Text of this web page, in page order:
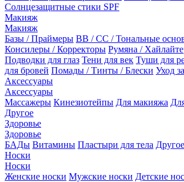
Солнцезащитные стики SPF
Макияж
Макияж
Базы / Праймеры BB / CC / Тональные
Консилеры / Корректоры Румяна /
Подводки для глаз Тени для век Туши для
для бровей Помады / Тинты / Блески Уход
Аксессуары
Аксессуары
Массажеры Кинезиотейпы Для макияжа
Другое
Здоровье
Здоровье
БАДы Витамины Пластыри для тела Другое
Носки
Носки
Женские носки Мужские носки Детские